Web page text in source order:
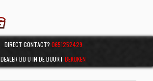
DIRECT CONTACT? 0651252429
DEALER BIJ U IN DE BUURT BEKIJKEN